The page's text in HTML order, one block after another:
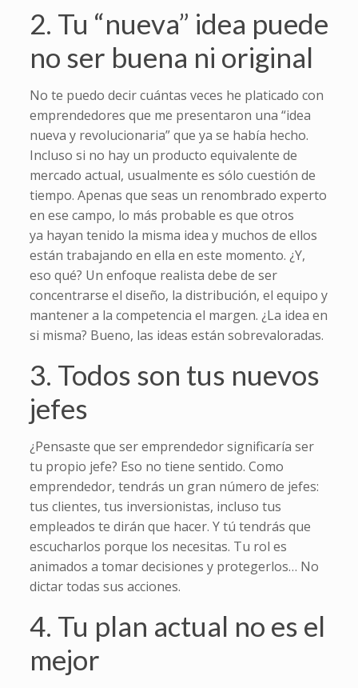
2. Tu “nueva” idea puede
no ser buena ni original
No te puedo decir cuántas veces he platicado con
emprendedores que me presentaron una “idea
nueva y revolucionaria” que ya se había hecho.
Incluso si no hay un producto equivalente de
mercado actual, usualmente es sólo cuestión de
tiempo. Apenas que seas un renombrado experto
en ese campo, lo más probable es que otros
ya hayan tenido la misma idea y muchos de ellos
están trabajando en ella en este momento. ¿Y,
eso qué? Un enfoque realista debe de ser
concentrarse el diseño, la distribución, el equipo y
mantener a la competencia el margen. ¿La idea en
si misma? Bueno, las ideas están sobrevaloradas.
3. Todos son tus nuevos
jefes
¿Pensaste que ser emprendedor significaría ser
tu propio jefe? Eso no tiene sentido. Como
emprendedor, tendrás un gran número de jefes:
tus clientes, tus inversionistas, incluso tus
empleados te dirán que hacer. Y tú tendrás que
escucharlos porque los necesitas. Tu rol es
animados a tomar decisiones y protegerlos… No
dictar todas sus acciones.
4. Tu plan actual no es el
mejor